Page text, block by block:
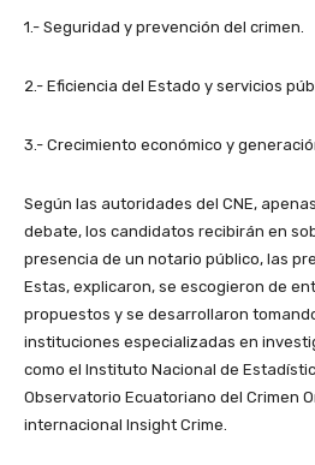
1.- Seguridad y prevención del crimen.
2.- Eficiencia del Estado y servicios
3.- Crecimiento económico y
Según las autoridades del CNE,
debate, los candidatos recibirán en
presencia de un notario público, las
Estas, explicaron, se escogieron de
propuestos y se desarrollaron
instituciones especializadas en
como el Instituto Nacional de
Observatorio Ecuatoriano del Crimen
internacional Insight Crime.